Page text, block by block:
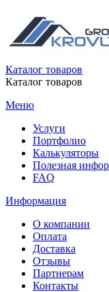
Каталог товаров
Каталог товаров
Меню
Услуги
Портфолио
Калькуляторы
Полезная
FAQ
Информация
О компании
Оплата
Доставка
Отзывы
Партнерам
Контакты